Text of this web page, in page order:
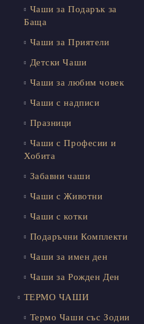
Чаши за Подарък за
Баща
Чаши за Приятели
Детски Чаши
Чаши за любим човек
Чаши с надписи
Празници
Чаши с Професии и
Хобита
Забавни чаши
Чаши с Животни
Чаши с котки
Подаръчни Комплекти
Чаши за имен ден
Чаши за Рожден Ден
ТЕРМО ЧАШИ
Термо Чаши със Зодии